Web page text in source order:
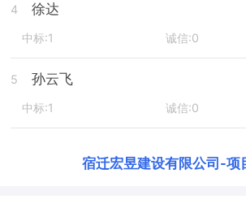
4 徐达
中标:1 诚信:0
5 孙云飞
中标:1 诚信:0
宿迁宏昱建设有限公司 -项